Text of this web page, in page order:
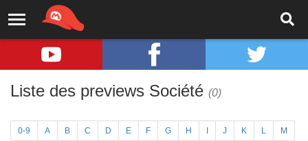
Liste des previews Société (0)
0-9 A B C D E F G H J K L M